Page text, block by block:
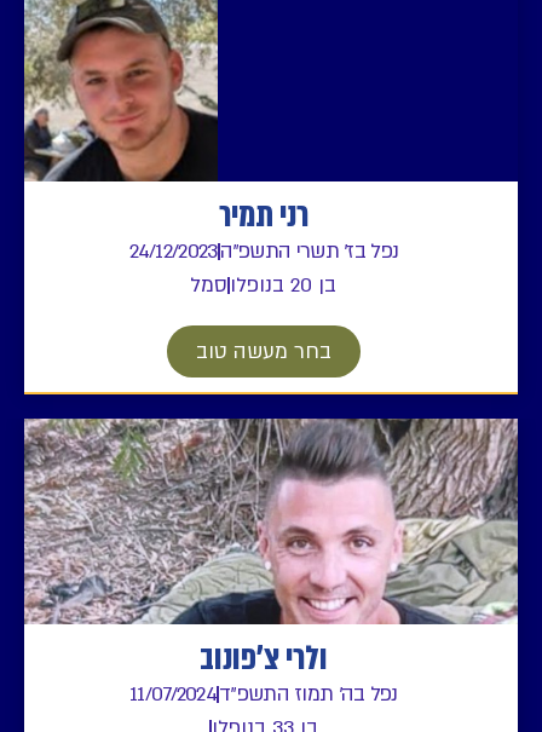
רני תמיר
נפל בז' תשרי התשפ"ה24/12/2023
בן 20 בנופלו
סמל
בחר מעשה טוב
ולרי צ'פונוב
נפל בה' תמוז התשפ"ד11/07/2024